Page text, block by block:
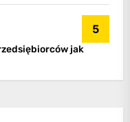
5
jak